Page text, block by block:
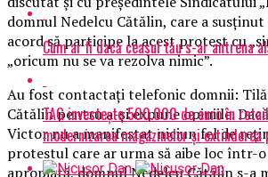
domnul Nedelcu Cătălin, care a susținut
acord să participe la acest protest cu
„oricum nu se va rezolva nimic”.
Au fost contactați telefonic domnii:
Cătălin pentru a-și expune opiniile.
Victor nu a manifestat niciun fel de
protestul care ar urma să aibe loc într-
apropiată, domnul Nedelcu Cătălin s-a
Cum ar fi dacă ceasul tău s-ar antrena
TAG investește 500.000 de euro în
modernizarea magazinelor și